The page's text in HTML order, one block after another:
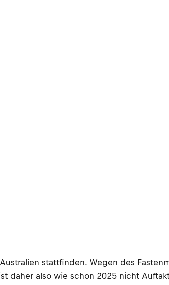
stattfinden. Wegen des
daher also wie schon 2025 nicht